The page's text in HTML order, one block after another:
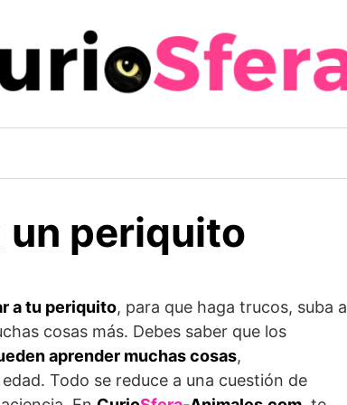
un periquito
a tu periquito, para que haga trucos, suba a
cosas más. Debes saber que los
aprender muchas cosas,
Todo se reduce a una cuestión de